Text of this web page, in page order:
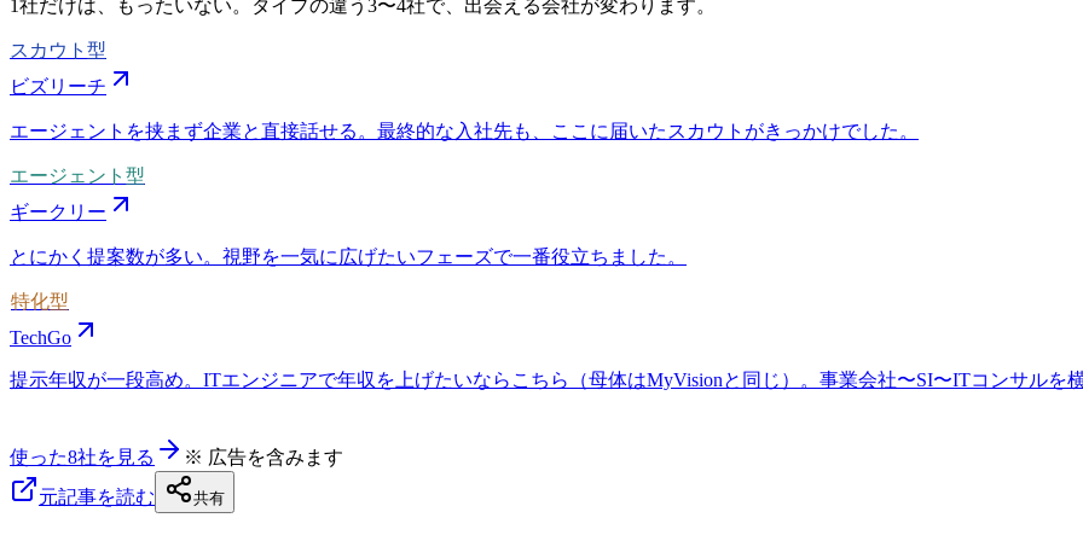
1社だけは、もったいない。タイプの違う 3〜4社で、出会える会社が変わります。
スカウト型
ビズリーチ
エージェントを挟まず企業と直接話せる。最終的な入社先も、ここに届いたスカウトがきっかけでした。
エージェント型
ギークリー
とにかく提案数が多い。視野を一気に広げたいフェーズで一番役立ちました。
特化型
TechGo
提示年収が一段高め。ITエンジニアで年収を上げたいならこちら（母体はMyVisionと同じ）。事業会社〜SI〜ITコンサルを横
使った8社を見る
※ 広告を含みます
元記事を読む
共有